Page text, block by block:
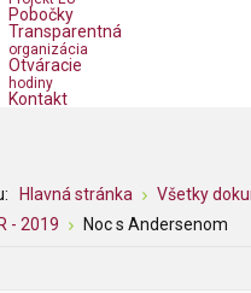
Pobočky
Transparentná
organizácia
Otváracie
hodiny
Kontakt
Hlavná stránka
Všetky
- 2019
Noc s Andersenom